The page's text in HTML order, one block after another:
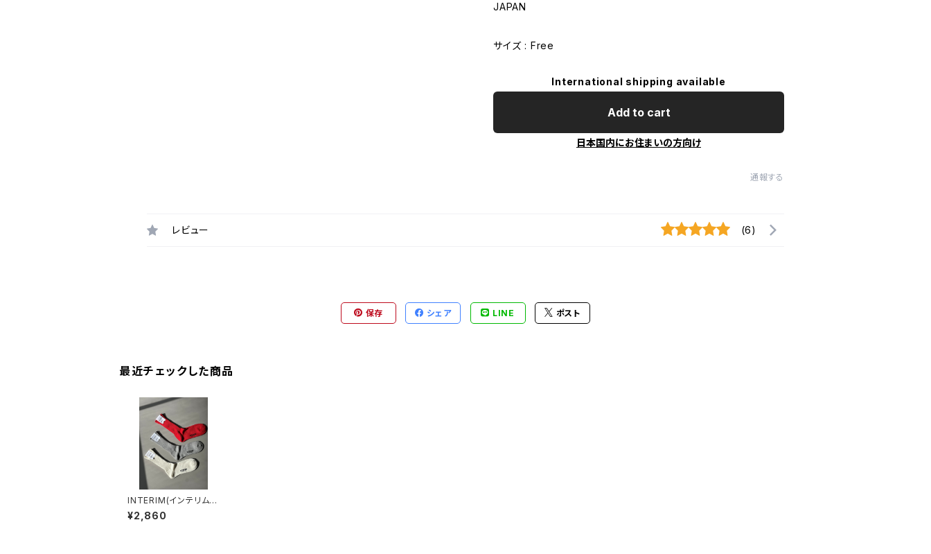
JAPAN
サイズ : Free
International shipping available
Add to cart
日本国内にお住まいの方向け
通報する
レビュー (6)
保存 シェア LINE ポスト
最近チェックした商品
INTERIM(インテリム)
CASHMERE ORGANI
C COTTON SOCKS
¥2,860